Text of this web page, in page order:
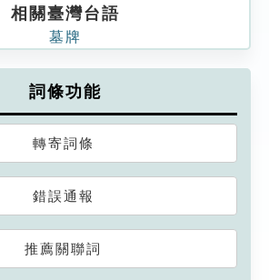
相關臺灣台語
墓牌
詞條功能
轉寄詞條
錯誤通報
推薦關聯詞